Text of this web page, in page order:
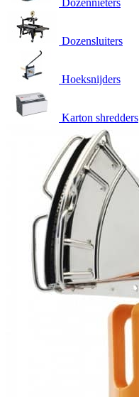
Dozennieters
Dozensluiters
Hoeksnijders
Karton shredders